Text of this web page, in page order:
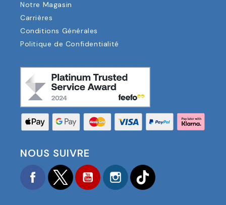
Notre Magasin
Carrières
Conditions Générales
Politique de Confidentialité
NOUS SUIVRE
FacebookTwitter YouTubeInstagram